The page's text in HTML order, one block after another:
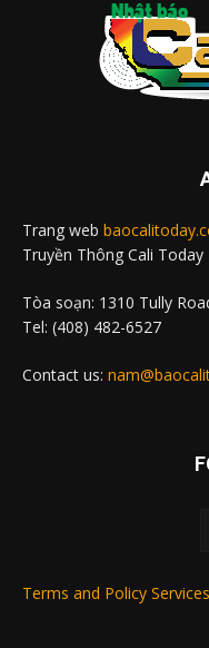
Trang web
Truyền Thông Cali Today
Tòa soạn: 1310 Tully
Tel: (408) 482-6527
Contact us:
Terms and Policy Services